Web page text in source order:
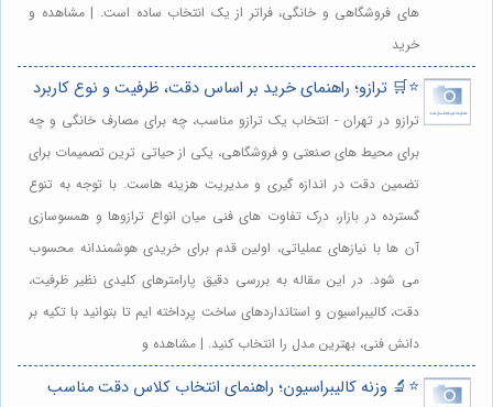
های فروشگاهی و خانگی، فراتر از یک انتخاب ساده است. | مشاهده و
خرید
⭐️🛒 ترازو؛ راهنمای خرید بر اساس دقت، ظرفیت و نوع کاربرد
ترازو در تهران - انتخاب یک ترازو مناسب، چه برای مصارف خانگی و چه
برای محیط های صنعتی و فروشگاهی، یکی از حیاتی ترین تصمیمات برای
تضمین دقت در اندازه گیری و مدیریت هزینه هاست. با توجه به تنوع
گسترده در بازار، درک تفاوت های فنی میان انواع ترازوها و همسوسازی
آن ها با نیازهای عملیاتی، اولین قدم برای خریدی هوشمندانه محسوب
می شود. در این مقاله به بررسی دقیق پارامترهای کلیدی نظیر ظرفیت،
دقت، کالیبراسیون و استانداردهای ساخت پرداخته ایم تا بتوانید با تکیه بر
دانش فنی، بهترین مدل را انتخاب کنید. | مشاهده و
⭐️🔬 وزنه کالیبراسیون؛ راهنمای انتخاب کلاس دقت مناسب